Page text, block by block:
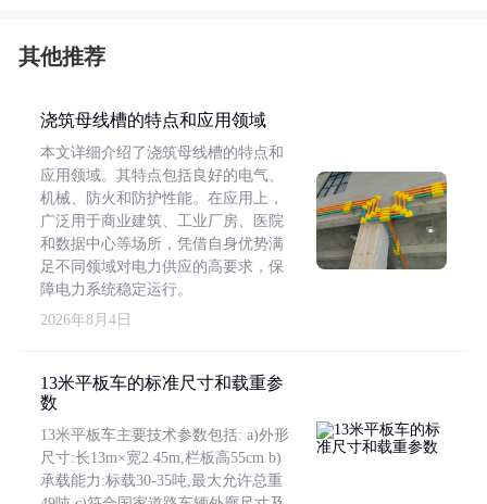
其他推荐
浇筑母线槽的特点和应用领域
本文详细介绍了浇筑母线槽的特点和
应用领域。其特点包括良好的电气、
机械、防火和防护性能。在应用上，
广泛用于商业建筑、工业厂房、医院
和数据中心等场所，凭借自身优势满
足不同领域对电力供应的高要求，保
障电力系统稳定运行。
2026年8月4日
13米平板车的标准尺寸和载重参
数
13米平板车主要技术参数包括: a)外形
尺寸:长13m×宽2.45m,栏板高55cm b)
承载能力:标载30-35吨,最大允许总重